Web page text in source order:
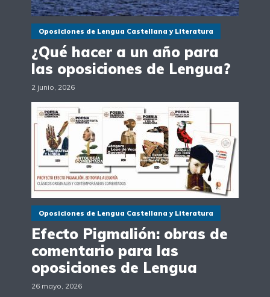
Oposiciones de Lengua Castellana y Literatura
¿Qué hacer a un año para
las oposiciones de Lengua?
2 junio, 2026
Oposiciones de Lengua Castellana y Literatura
Efecto Pigmalión: obras de
comentario para las
oposiciones de Lengua
26 mayo, 2026